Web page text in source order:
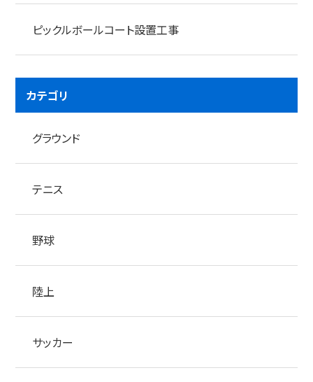
ピックルボールコート設置工事
カテゴリ
グラウンド
テニス
野球
陸上
サッカー